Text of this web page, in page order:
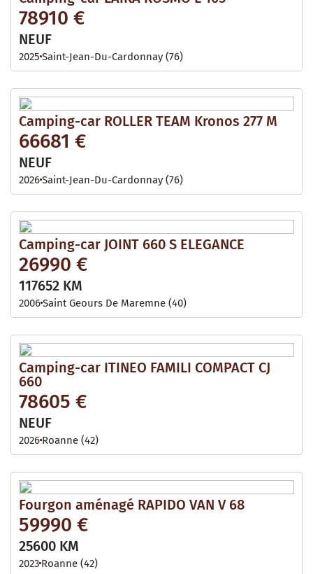
78910 €
NEUF
2025 Saint-Jean-Du-Cardonnay (76)
Camping-car ROLLER TEAM Kronos 277 M
66681 €
NEUF
2026Saint-Jean-Du-Cardonnay (76)
Camping-car JOINT 660 S ELEGANCE
26990 €
117652 KM
2006Saint Geours De Maremne (40)
Camping-car ITINEO FAMILI COMPACT CJ
660
78605 €
NEUF
2026 Roanne (42)
Fourgon aménagé RAPIDO VAN V 68
59990 €
25600 KM
2023 Roanne (42)